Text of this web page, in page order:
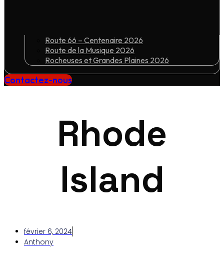
Route 66 – Centenaire 2026
Route de la Musique 2026
Rocheuses et Grandes Plaines 2026
Contactez-nous
Rhode
Island
février 6, 2024
Anthony